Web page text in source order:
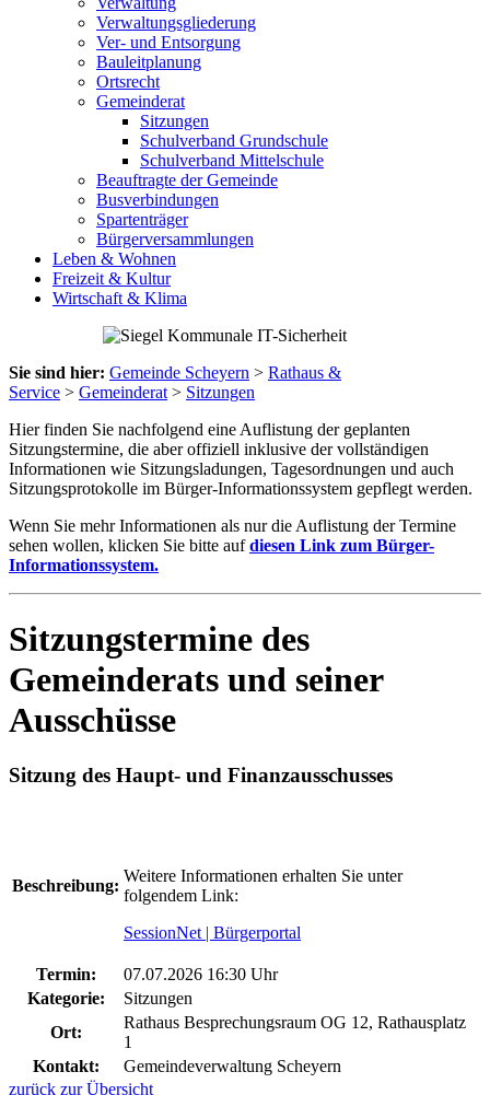
Verwaltungsgliederung
Ver- und Entsorgung
Bauleitplanung
Ortsrecht
Gemeinderat
Sitzungen
Schulverband Grundschule
Schulverband Mittelschule
Beauftragte der Gemeinde
Busverbindungen
Spartenträger
Bürgerversammlungen
Leben & Wohnen
Freizeit & Kultur
Wirtschaft & Klima
Sie sind hier: Gemeinde Scheyern > Rathaus &
Service > Gemeinderat > Sitzungen
Hier finden Sie nachfolgend eine Auflistung der geplanten
Sitzungstermine, die aber offiziell inklusive der vollständigen
Informationen wie Sitzungsladungen, Tagesordnungen und auch
Sitzungsprotokolle im Bürger-Informationssystem gepflegt werden.
Wenn Sie mehr Informationen als nur die Auflistung der Termine
sehen wollen, klicken Sie bitte aufdiesen Link zum Bürger-
Informationssystem.
Sitzungstermine des
Gemeinderats und seiner
Ausschüsse
Sitzung des Haupt- und Finanzausschusses
Beschreibung:
Weitere Informationen erhalten Sie unter
folgendem Link:
SessionNet | Bürgerportal
Termin:
07.07.2026 16:30 Uhr
Kategorie:
Sitzungen
Ort:
Rathaus Besprechungsraum OG 12, Rathausplatz
1
Kontakt:
Gemeindeverwaltung Scheyern
zurück zur Übersicht